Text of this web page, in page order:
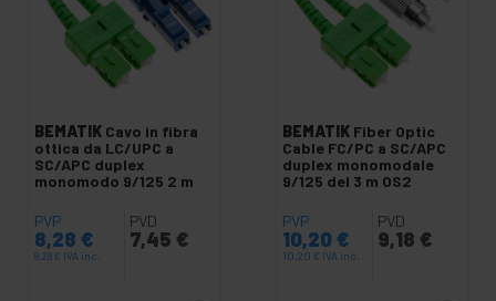
BEMATIK Cavo in fibra
ottica da LC/UPC a
SC/APC duplex
monomodo 9/125 2 m
PVP
8,28 €
8,28 € IVA inc.
PVD
7,45 €
BEMATIK Fiber Optic
Cable FC/PC a SC/APC
duplex monomodale
9/125 del 3 m OS2
PVP
10,20 €
10,20 € IVA inc.
PVD
9,18 €